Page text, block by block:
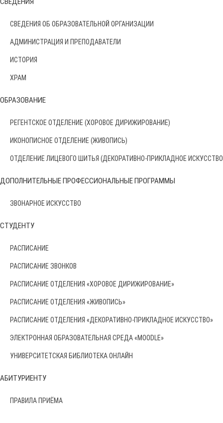
СВЕДЕНИЯ ОБ ОБРАЗОВАТЕЛЬНОЙ ОРГАНИЗАЦИИ
АДМИНИСТРАЦИЯ И ПРЕПОДАВАТЕЛИ
ИСТОРИЯ
ХРАМ
ОБРАЗОВАНИЕ
РЕГЕНТСКОЕ ОТДЕЛЕНИЕ (ХОРОВОЕ ДИРИЖИРОВАНИЕ)
ИКОНОПИСНОЕ ОТДЕЛЕНИЕ (ЖИВОПИСЬ)
ОТДЕЛЕНИЕ ЛИЦЕВОГО ШИТЬЯ (ДЕКОРАТИВНО-ПРИКЛАДНОЕ
ДОПОЛНИТЕЛЬНЫЕ ПРОФЕССИОНАЛЬНЫЕ ПРОГРАММЫ
ЗВОНАРНОЕ ИСКУССТВО
СТУДЕНТУ
РАСПИСАНИЕ
РАСПИСАНИЕ ЗВОНКОВ
РАСПИСАНИЕ ОТДЕЛЕНИЯ «ХОРОВОЕ ДИРИЖИРОВАНИЕ»
РАСПИСАНИЕ ОТДЕЛЕНИЯ «ЖИВОПИСЬ»
РАСПИСАНИЕ ОТДЕЛЕНИЯ «ДЕКОРАТИВНО-ПРИКЛАДНОЕ ИСКУССТВО»
ЭЛЕКТРОННАЯ ОБРАЗОВАТЕЛЬНАЯ СРЕДА «MOODLE»
УНИВЕРСИТЕТСКАЯ БИБЛИОТЕКА ОНЛАЙН
АБИТУРИЕНТУ
ПРАВИЛА ПРИЁМА